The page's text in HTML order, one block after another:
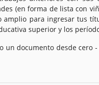
(en forma de lista con
amplio para ingresar tus
superior y los
un documento desde cero